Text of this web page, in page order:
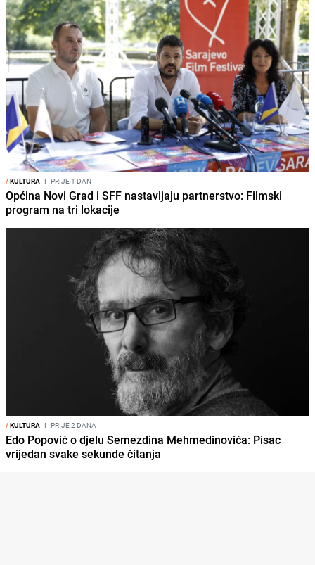
/KULTURA I PRIJE 1 DAN
Općina Novi Grad i SFF nastavljaju partnerstvo: Filmski
program na tri lokacije
/KULTURA I PRIJE 2 DANA
Edo Popović o djelu Semezdina Mehmedinovića: Pisac
vrijedan svake sekunde čitanja